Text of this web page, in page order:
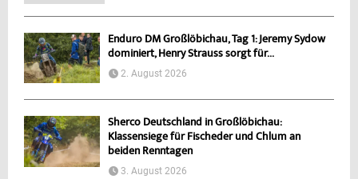
Enduro DM Großlöbichau, Tag 1: Jeremy Sydow
dominiert, Henry Strauss sorgt für...
2. August 2026
Sherco Deutschland in Großlöbichau:
Klassensiege für Fischeder und Chlum an
beiden Renntagen
3. August 2026